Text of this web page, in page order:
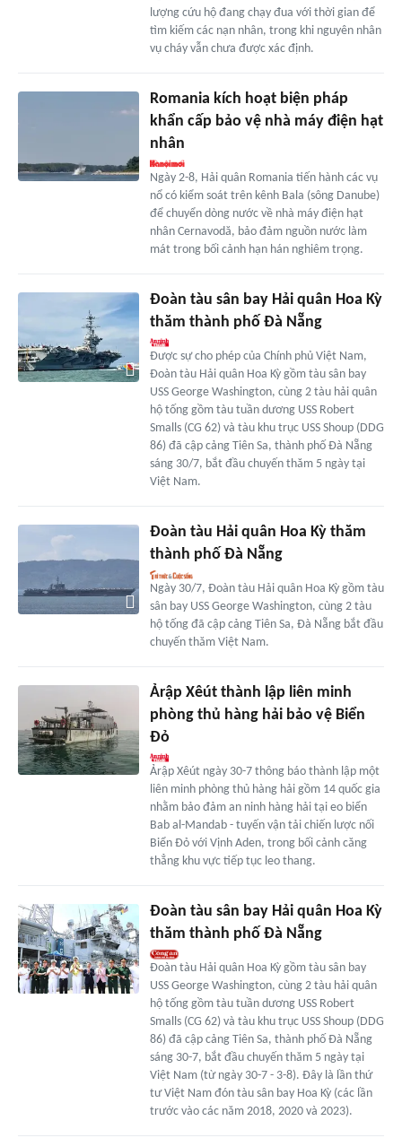
lượng cứu hộ đang chạy đua với thời gian để
tìm kiếm các nạn nhân, trong khi nguyên nhân
vụ cháy vẫn chưa được xác định.
Romania kích hoạt biện pháp
khẩn cấp bảo vệ nhà máy điện hạt
nhân
Ngày 2-8, Hải quân Romania tiến hành các vụ
nổ có kiểm soát trên kênh Bala (sông Danube)
để chuyển dòng nước về nhà máy điện hạt
nhân Cernavodă, bảo đảm nguồn nước làm
mát trong bối cảnh hạn hán nghiêm trọng.
Đoàn tàu sân bay Hải quân Hoa Kỳ
thăm thành phố Đà Nẵng
Được sự cho phép của Chính phủ Việt Nam,
Đoàn tàu Hải quân Hoa Kỳ gồm tàu sân bay
USS George Washington, cùng 2 tàu hải quân
hộ tống gồm tàu tuần dương USS Robert
Smalls (CG 62) và tàu khu trục USS Shoup (DDG
86) đã cập cảng Tiên Sa, thành phố Đà Nẵng
sáng 30/7, bắt đầu chuyến thăm 5 ngày tại
Việt Nam.
Đoàn tàu Hải quân Hoa Kỳ thăm
thành phố Đà Nẵng
Ngày 30/7, Đoàn tàu Hải quân Hoa Kỳ gồm tàu
sân bay USS George Washington, cùng 2 tàu
hộ tống đã cập cảng Tiên Sa, Đà Nẵng bắt đầu
chuyến thăm Việt Nam.
Ảrập Xêút thành lập liên minh
phòng thủ hàng hải bảo vệ Biển
Đỏ
Ảrập Xêút ngày 30-7 thông báo thành lập một
liên minh phòng thủ hàng hải gồm 14 quốc gia
nhằm bảo đảm an ninh hàng hải tại eo biển
Bab al-Mandab - tuyến vận tải chiến lược nối
Biển Đỏ với Vịnh Aden, trong bối cảnh căng
thẳng khu vực tiếp tục leo thang.
Đoàn tàu sân bay Hải quân Hoa Kỳ
thăm thành phố Đà Nẵng
Đoàn tàu Hải quân Hoa Kỳ gồm tàu sân bay
USS George Washington, cùng 2 tàu hải quân
hộ tống gồm tàu tuần dương USS Robert
Smalls (CG 62) và tàu khu trục USS Shoup (DDG
86) đã cập cảng Tiên Sa, thành phố Đà Nẵng
sáng 30-7, bắt đầu chuyến thăm 5 ngày tại
Việt Nam (từ ngày 30-7 - 3-8). Đây là lần thứ
tư Việt Nam đón tàu sân bay Hoa Kỳ (các lần
trước vào các năm 2018, 2020 và 2023).